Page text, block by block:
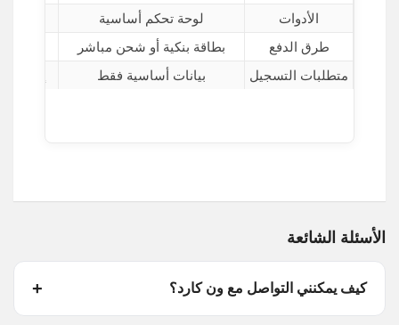
الأدوات لوحة تحكم أساسية
طرق الدفع
بطاقة بنكية أو شحن مباشر
متطلبات التسجيل
بيانات أساسية فقط
الأسئلة الشائعة
كيف يمكنني التواصل مع ون كارد؟